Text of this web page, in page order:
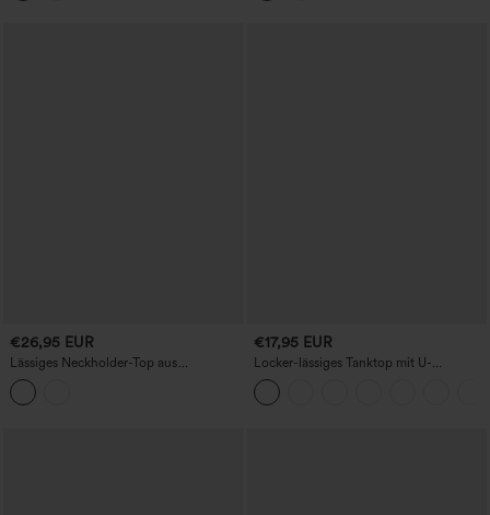
€26,95 EUR
Lässiges Neckholder-Top aus
Leinenmischung
€17,95 EUR
Locker-lässiges Tanktop mit U-
Ausschnitt